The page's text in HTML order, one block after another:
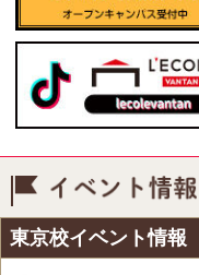
東京校イベント情報